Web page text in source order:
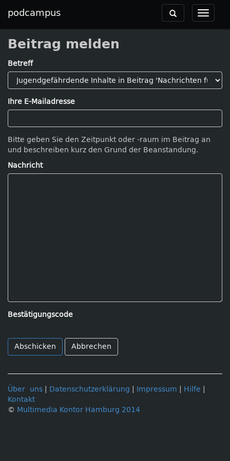
podcampus
Toggle
Toggle
navigation
Beitrag melden
Betreff
Ihre E-Mailadresse
Bitte geben Sie den Zeitpunkt oder -raum im Beitrag an
und beschreiben kurz den Grund der Beanstandung.
Nachricht
Bestätigungscode
Abbrechen
Über uns Datenschutzerklärung Impressum Hilfe
Kontakt
© Multimedia Kontor Hamburg 2014